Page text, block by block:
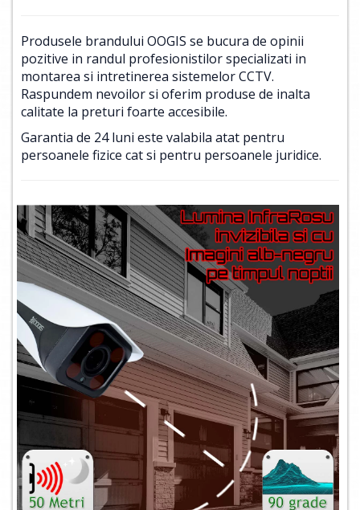
Produsele brandului OOGIS se bucura de opinii
pozitive in randul profesionistilor specializati in
montarea si intretinerea sistemelor CCTV.
Raspundem nevoilor si oferim produse de inalta
calitate la preturi foarte accesibile.
Garantia de 24 luni este valabila atat pentru
persoanele fizice cat si pentru persoanele juridice.